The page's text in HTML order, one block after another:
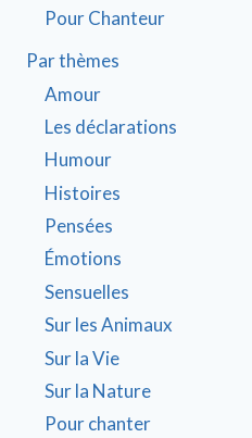
Pour Chanteur
Par thèmes
Amour
Les déclarations
Humour
Histoires
Pensées
Émotions
Sensuelles
Sur les Animaux
Sur la Vie
Sur la Nature
Pour chanter